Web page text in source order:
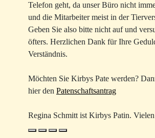
Telefon geht, da unser Büro nicht
und die Mitarbeiter meist in der
Geben Sie also bitte nicht auf und
öfters. Herzlichen Dank für Ihre
Verständnis.
Möchten Sie Kirbys Pate werden?
hier den Patenschaftsantrag
Regina Schmitt ist Kirbys Patin.